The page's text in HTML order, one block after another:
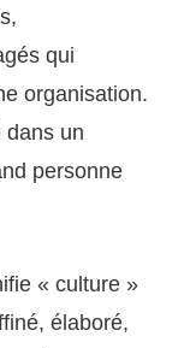
qui
organisation.
dans un
personne
« culture »
élaboré,